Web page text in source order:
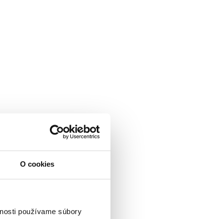
O cookies
používame súbory